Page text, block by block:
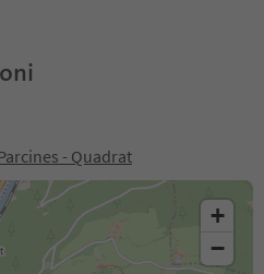
- Quadrat
+
−